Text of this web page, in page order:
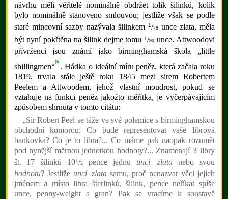
návrhu měli věřitelé nominálně obdržet tolik šilinků, kolik
bylo nominálně stanoveno smlouvou; jestliže však se podle
staré mincovní sazby nazývala šilinkem
1/78unce zlata, měla
být nyní pokřtěna na šilink dejme tomu1/90 unce. Attwoodovi
přívrženci jsou známí jako birminghamská škola „little
shillingmen“
[k]
. Hádka o ideální míru peněz, která začala roku
1819, trvala stále ještě roku 1845 mezi sirem Robertem
Peelem a Attwoodem, jehož vlastní moudrost, pokud se
vztahuje na funkci peněz jakožto měřítka, je vyčerpávajícím
způsobem shrnuta v tomto citátu:
„Sir Robert Peel se táže ve své polemice s birminghamskou
obchodní komorou: Co bude representovat vaše librová
bankovka? Co je to libra?... Co máme pak naopak rozumět
pod nynější měrnou jednotkou hodnoty?... Znamenají 3 libry
št. 17 šilinků 101/2 pence jednu unci zlatanebo svou
hodnotu? Jestliže unci zlata samu, proč nenazvat věci jejich
jménem a místo libra šterlinků, šilink, pence neříkat spíše
unce, penny-weight a gran? Pak se vracíme k soustavě